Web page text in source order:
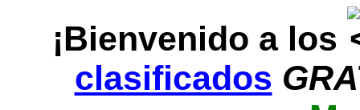
¡Bienvenido a los
clasificados